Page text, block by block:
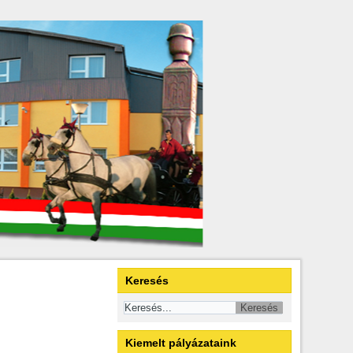
Keresés
Kiemelt pályázataink